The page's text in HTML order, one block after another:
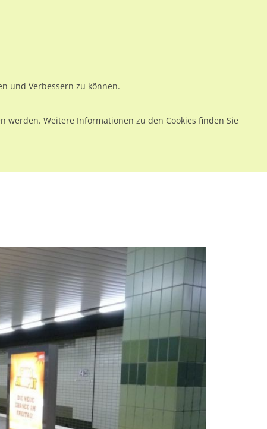
und Verbessern zu können.
werden. Weitere Informationen zu den Cookies finden Sie